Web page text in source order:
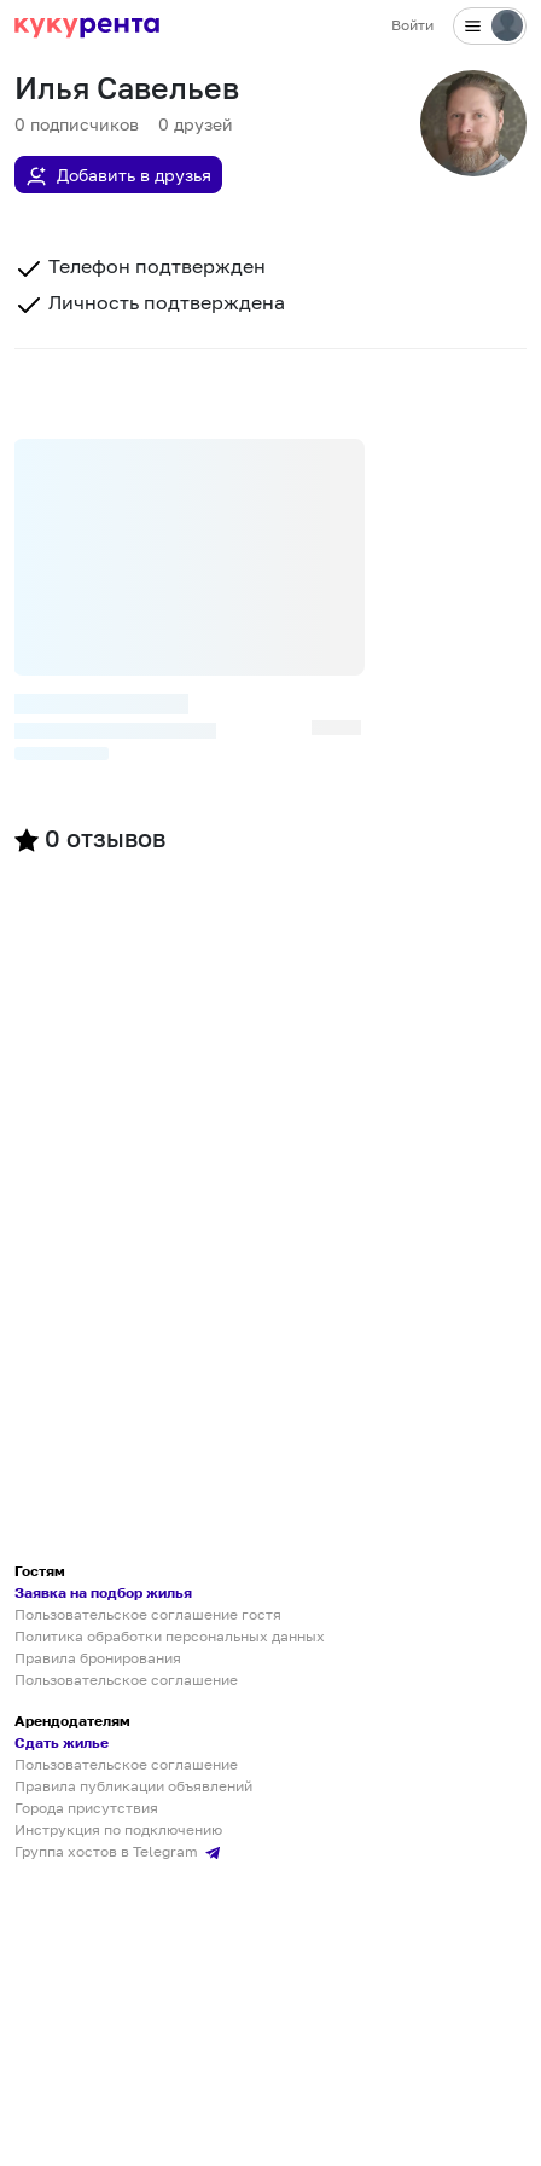
Войти
Илья Савельев
0 подписчиков 0 друзей
Добавить в друзья
Телефон подтвержден
Личность подтверждена
0 отзывов
Гостям
Заявка на подбор жилья
Пользовательское соглашение гостя
Политика обработки персональных данных
Правила бронирования
Пользовательское соглашение
Арендодателям
Сдать жилье
Пользовательское соглашение
Правила публикации объявлений
Города присутствия
Инструкция по подключению
Группа хостов в Telegram